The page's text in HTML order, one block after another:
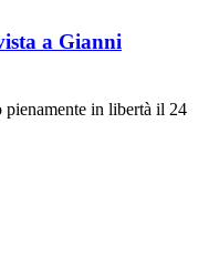
a Gianni
in libertà il 24